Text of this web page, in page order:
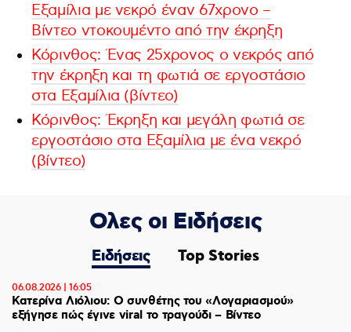
Εξαμίλια με νεκρό έναν 67χρονο –
Βίντεο ντοκουμέντο από την έκρηξη
Κόρινθος: Ένας 25χρονος ο νεκρός από
την έκρηξη και τη φωτιά σε εργοστάσιο
στα Εξαμίλια (βίντεο)
Κόρινθος: Έκρηξη και μεγάλη φωτιά σε
εργοστάσιο στα Εξαμίλια με ένα νεκρό
(βίντεο)
Ολες οι Ειδήσεις
Ειδήσεις Top Stories
06.08.2026 | 16:05
Κατερίνα Λιόλιου: Ο συνθέτης του «Λογαριασμού»
εξήγησε πώς έγινε viral το τραγούδι – Βίντεο